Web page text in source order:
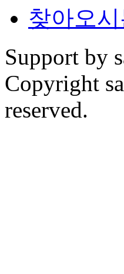
찾아오시
Support by
Copyright
reserved.